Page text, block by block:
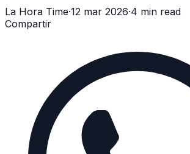
La Hora Time·12 mar 2026·4 min read
Compartir